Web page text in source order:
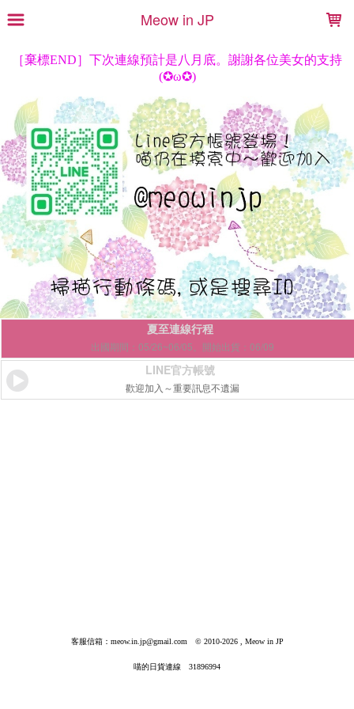
Meow in JP
夏至連線行程
出國期間：05/26~06/05。開始出貨：06/09
LINE官方帳號
歡迎加入～重要訊息不遺漏